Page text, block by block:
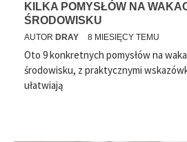
KILKA POMYSŁÓW NA
ŚRODOWISKU
AUTOR DRAY 8 MIESIĘCY TEMU
Oto 9 konkretnych pomysłów na
środowisku, z praktycznymi
ułatwiają